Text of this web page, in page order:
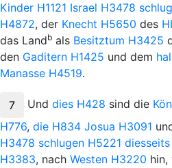
Kinder H1121 Israel H3478
H4872, der Knecht H5650 des H
das Landb als Besitztum H3425
den Gaditern H1425 und dem
Manasse H4519.
7 Und dies H428 sind die
H776, die H834 Josua H3091
H3478 schlugen H5221 diesseits
H3383, nach Westen H3220 hin,